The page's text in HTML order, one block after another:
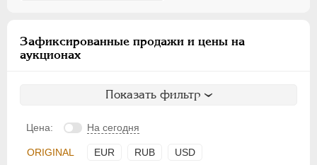
Зафиксированные продажи и цены на
аукционах
Показать фильтр
Цена: На сегодня
ORIGINAL EUR RUB USD